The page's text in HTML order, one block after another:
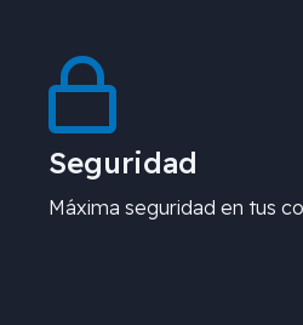
Seguridad
Máxima seguridad en tus